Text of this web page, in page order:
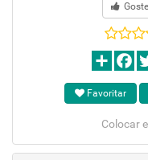
Favoritar
Colocar